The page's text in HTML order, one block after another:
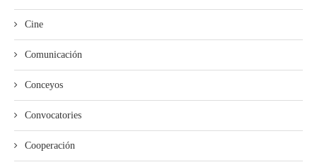
Cine
Comunicación
Conceyos
Convocatories
Cooperación